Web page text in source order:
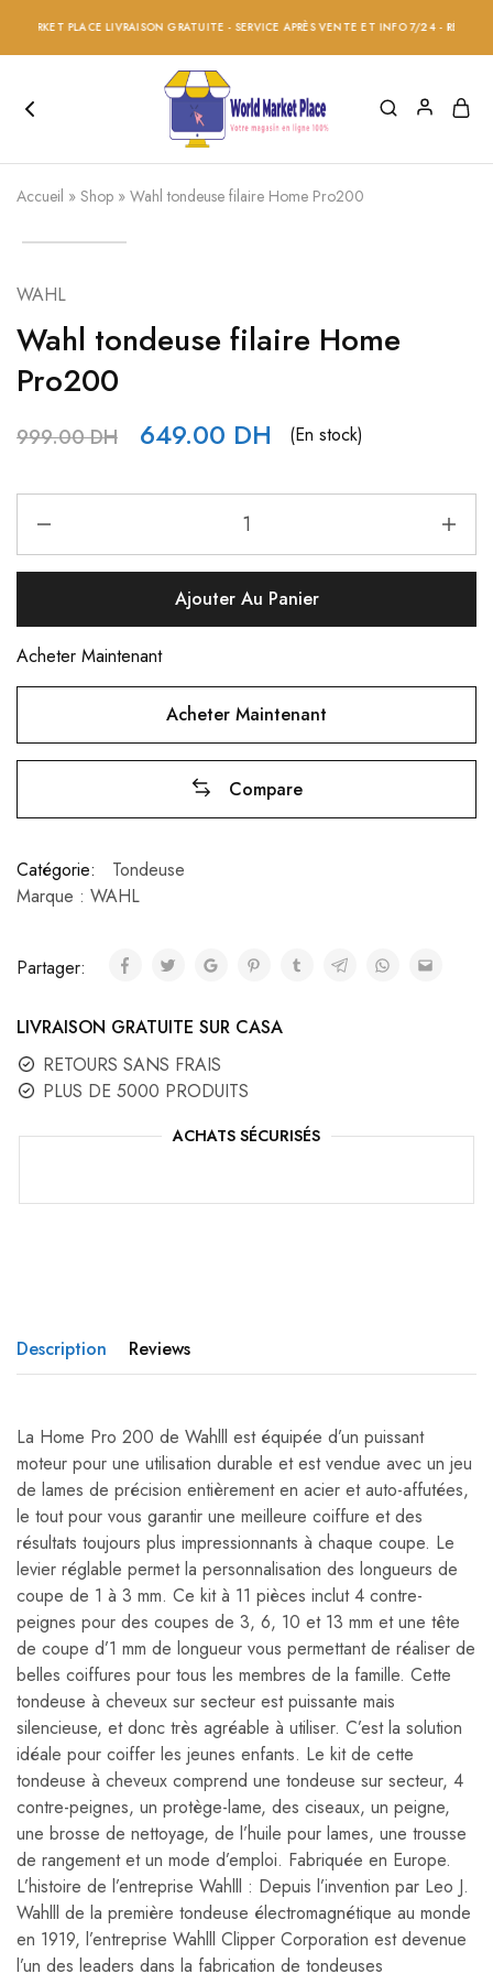
PLACE LIVRAISON GRATUITE - SERVICE APRÈS VENTE ET INFO 7/24 -
Accueil » Shop » Wahl tondeuse filaire Home Pro200
WAHL
Wahl tondeuse filaire Home
Pro200
999.00DH 649.00 DH (En stock)
Ajouter Au Panier
Acheter Maintenant
Acheter Maintenant
Compare
Catégorie:
Tondeuse
Marque : WAHL
Partager:
LIVRAISON GRATUITE SUR CASA
RETOURS SANS FRAIS
PLUS DE 5000 PRODUITS
ACHATS SÉCURISÉS
Description Reviews
La Home Pro 200 de Wahlll est équipée d’un puissant
moteur pour une utilisation durable et est vendue avec un jeu
de lames de précision entièrement en acier et auto-affutées,
le tout pour vous garantir une meilleure coiffure et des
résultats toujours plus impressionnants à chaque coupe. Le
levier réglable permet la personnalisation des longueurs de
coupe de 1 à 3 mm. Ce kit à 11 pièces inclut 4 contre-
peignes pour des coupes de 3, 6, 10 et 13 mm et une tête
de coupe d’1 mm de longueur vous permettant de réaliser de
belles coiffures pour tous les membres de la famille. Cette
tondeuse à cheveux sur secteur est puissante mais
silencieuse, et donc très agréable à utiliser. C’est la solution
idéale pour coiffer les jeunes enfants. Le kit de cette
tondeuse à cheveux comprend une tondeuse sur secteur, 4
contre-peignes, un protège-lame, des ciseaux, un peigne,
une brosse de nettoyage, de l’huile pour lames, une trousse
de rangement et un mode d’emploi. Fabriquée en Europe.
L’histoire de l’entreprise Wahlll : Depuis l’invention par Leo J.
Wahlll de la première tondeuse électromagnétique au monde
en 1919, l’entreprise Wahlll Clipper Corporation est devenue
l’un des leaders dans la fabrication de tondeuses